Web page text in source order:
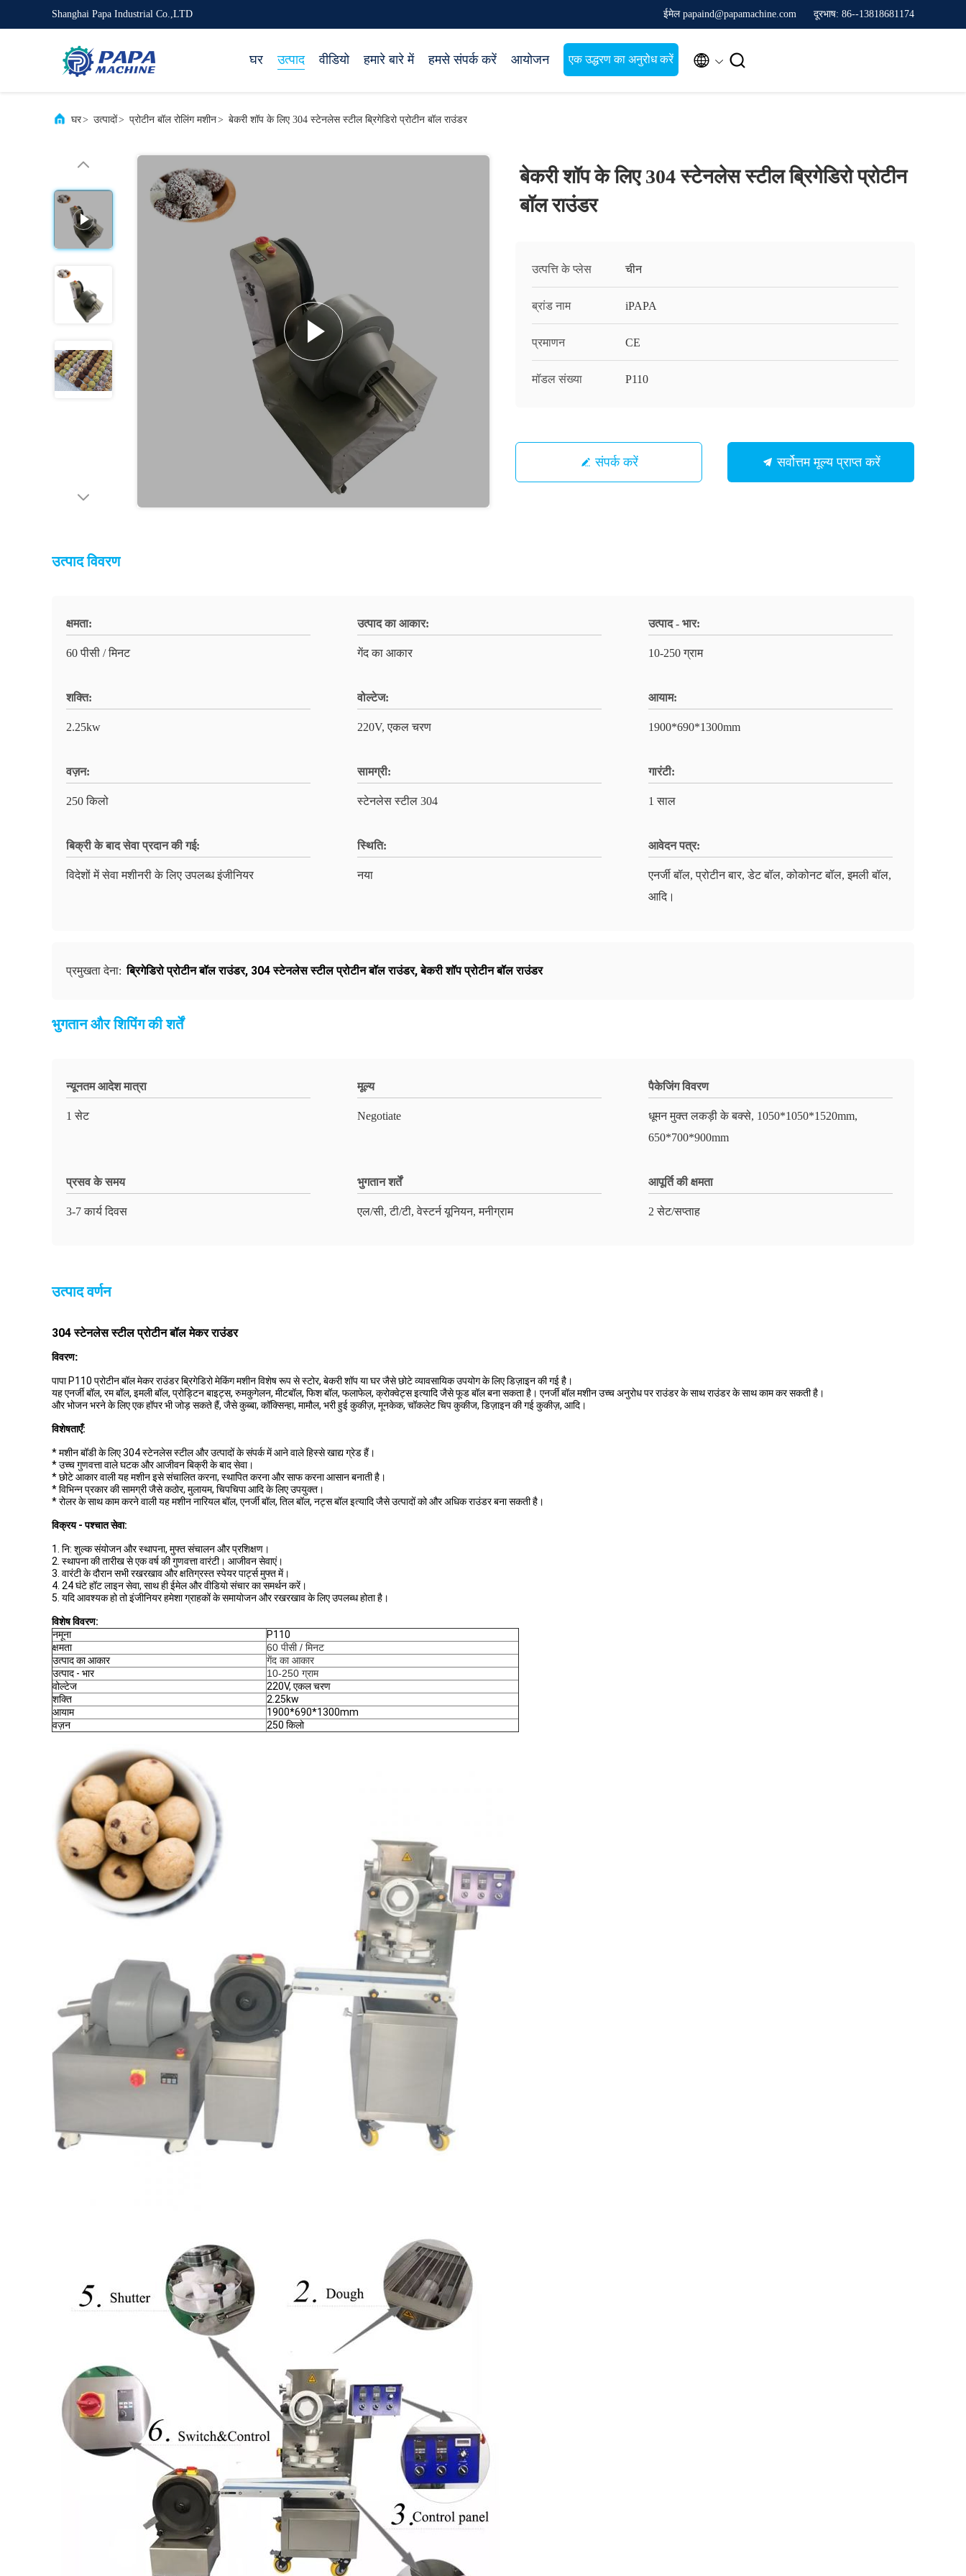
Shanghai Papa Industrial Co.,LTD ईमेल papaind@papamachine.com दूरभाष: 86--13818681174
घर उत्पाद वीडियो हमारे बारे में हमसे संपर्क करें आयोजन एक उद्धरण का अनुरोध करें  
घर> उत्पादों> प्रोटीन बॉल रोलिंग मशीन> बेकरी शॉप के लिए 304 स्टेनलेस स्टील ब्रिगेडिरो प्रोटीन बॉल राउंडर
बेकरी शॉप के लिए 304 स्टेनलेस स्टील ब्रिगेडिरो प्रोटीन
बॉल राउंडर
उत्पत्ति के प्लेस चीन
ब्रांड नाम iPAPA
प्रमाणन CE
मॉडल संख्या P110
संपर्क करें सर्वोत्तम मूल्य प्राप्त करें
उत्पाद विवरण
क्षमता:
60 पीसी / मिनट
उत्पाद का आकार:
गेंद का आकार
उत्पाद - भार:
10-250 ग्राम
शक्ति:
2.25kw
वोल्टेज:
220V, एकल चरण
आयाम:
1900*690*1300mm
वज़न:
250 किलो
सामग्री:
स्टेनलेस स्टील 304
गारंटी:
1 साल
बिक्री के बाद सेवा प्रदान की गई:
विदेशों में सेवा मशीनरी के लिए उपलब्ध इंजीनियर
स्थि‍ति:
नया
आवेदन पत्र:
एनर्जी बॉल, प्रोटीन बार, डेट बॉल, कोकोनट बॉल, इमली बॉल,
आदि।
प्रमुखता देना: ब्रिगेडिरो प्रोटीन बॉल राउंडर, 304 स्टेनलेस स्टील प्रोटीन बॉल राउंडर,बेकरी शॉप प्रोटीन बॉल राउंडर
भुगतान और शिपिंग की शर्तें
न्यूनतम आदेश मात्रा
1 सेट
मूल्य
Negotiate
पैकेजिंग विवरण
धूमन मुक्त लकड़ी के बक्से, 1050*1050*1520mm,
650*700*900mm
प्रसव के समय
3-7 कार्य दिवस
भुगतान शर्तें
एल/सी, टी/टी, वेस्टर्न यूनियन, मनीग्राम
आपूर्ति की क्षमता
2 सेट/सप्ताह
उत्पाद वर्णन
304 स्टेनलेस स्टील प्रोटीन बॉल मेकर राउंडर
विवरण:
पापा P110 प्रोटीन बॉल मेकर राउंडर ब्रिगेडिरो मेकिंग मशीन विशेष रूप से स्टोर, बेकरी शॉप या घर जैसे छोटे व्यावसायिक उपयोग के लिए डिज़ाइन की गई है।
यह एनर्जी बॉल, रम बॉल, इमली बॉल, प्रोड्टिन बाइट्स, रुमकुगेलन, मीटबॉल, फिश बॉल, फलाफेल, क्रोक्वेट्स इत्यादि जैसे फूड बॉल बना सकता है। एनर्जी बॉल मशीन उच्च अनुरोध पर राउंडर के साथ राउंडर के साथ काम कर सकती है।
और भोजन भरने के लिए एक हॉपर भी जोड़ सकते हैं, जैसे कुब्बा, कॉक्सिन्हा, मामौल, भरी हुई कुकीज़, मूनकेक, चॉकलेट चिप कुकीज, डिज़ाइन की गई कुकीज़, आदि।
विशेषताएँ:
* मशीन बॉडी के लिए 304 स्टेनलेस स्टील और उत्पादों के संपर्क में आने वाले हिस्से खाद्य ग्रेड हैं।
* उच्च गुणवत्ता वाले घटक और आजीवन बिक्री के बाद सेवा।
* छोटे आकार वाली यह मशीन इसे संचालित करना, स्थापित करना और साफ करना आसान बनाती है।
* विभिन्न प्रकार की सामग्री जैसे कठोर, मुलायम, चिपचिपा आदि के लिए उपयुक्त।
* रोलर के साथ काम करने वाली यह मशीन नारियल बॉल, एनर्जी बॉल, तिल बॉल, नट्स बॉल इत्यादि जैसे उत्पादों को और अधिक राउंडर बना सकती है।
विक्रय - पश्चात सेवा:
1. नि: शुल्क संयोजन और स्थापना, मुफ्त संचालन और प्रशिक्षण।
2. स्थापना की तारीख से एक वर्ष की गुणवत्ता वारंटी। आजीवन सेवाएं।
3. वारंटी के दौरान सभी रखरखाव और क्षतिग्रस्त स्पेयर पार्ट्स मुफ्त में।
4. 24 घंटे हॉट लाइन सेवा, साथ ही ईमेल और वीडियो संचार का समर्थन करें।
5. यदि आवश्यक हो तो इंजीनियर हमेशा ग्राहकों के समायोजन और रखरखाव के लिए उपलब्ध होता है।
विशेष विवरण:
नमूना
P110
क्षमता
60 पीसी / मिनट
उत्पाद का आकार
गेंद का आकार
उत्पाद - भार
10-250 ग्राम
वोल्टेज
220V, एकल चरण
शक्ति
2.25kw
आयाम
1900*690*1300mm
वज़न
250 किलो